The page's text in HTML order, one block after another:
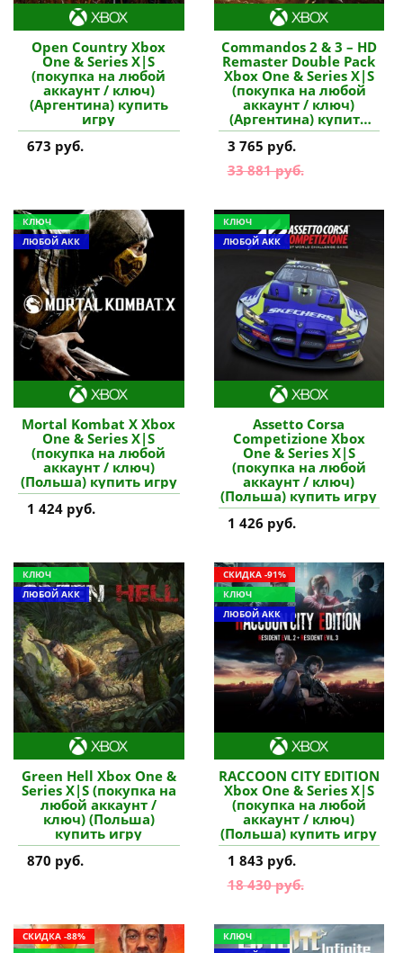
Open Country Xbox
One & Series X|S
(покупка на любой
аккаунт / ключ)
(Аргентина) купить
игру
673 руб.
Commandos 2 & 3 – HD
Remaster Double Pack
Xbox One & Series X|S
(покупка на любой
аккаунт / ключ)
(Аргентина) купить
игру
3 765 руб.
33 881 руб.
КЛЮЧ
ЛЮБОЙ АКК
Mortal Kombat X Xbox
One & Series X|S
(покупка на любой
аккаунт / ключ)
(Польша) купить игру
1 424 руб.
КЛЮЧ
ЛЮБОЙ АКК
Assetto Corsa
Competizione Xbox
One & Series X|S
(покупка на любой
аккаунт / ключ)
(Польша) купить игру
1 426 руб.
КЛЮЧ
ЛЮБОЙ АКК
Green Hell Xbox One &
Series X|S (покупка на
любой аккаунт /
ключ) (Польша)
купить игру
870 руб.
СКИДКА -91%
КЛЮЧ
ЛЮБОЙ АКК
RACCOON CITY EDITION
Xbox One & Series X|S
(покупка на любой
аккаунт / ключ)
(Польша) купить игру
1 843 руб.
18 430 руб.
СКИДКА -88%
КЛЮЧ